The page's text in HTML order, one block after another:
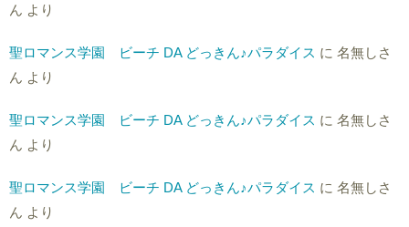
ん より
聖ロマンス学園 ビーチ DA どっきん♪パラダイス に 名無しさ
ん より
聖ロマンス学園 ビーチ DA どっきん♪パラダイス に 名無しさ
ん より
聖ロマンス学園 ビーチ DA どっきん♪パラダイス に 名無しさ
ん より